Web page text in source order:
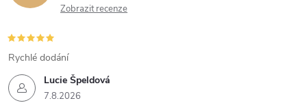
Zobrazit recenze
Lucie Špeldová
7.8.2026
Rychlé dodání